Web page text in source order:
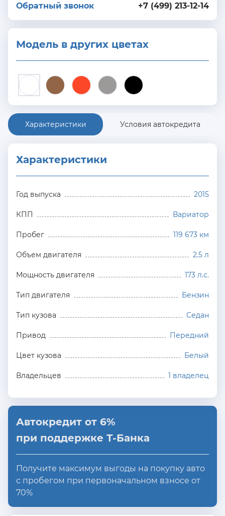
+7 (499) 213-12-14
Обратный звонок
Модель в других цветах
Характеристики Условия автокредита
Характеристики
Год выпуска 2015
КПП Вариатор
Пробег 119 673 км
Объем двигателя 2.5 л
Мощность двигателя 173 л.с.
Тип двигателя Бензин
Тип кузова Седан
Привод Передний
Цвет кузова Белый
Владельцев 1 владелец
Автокредит от 6%
при поддержке Т-Банка
Получите максимум выгоды на покупку авто
с пробегом при первоначальном взносе от
70%